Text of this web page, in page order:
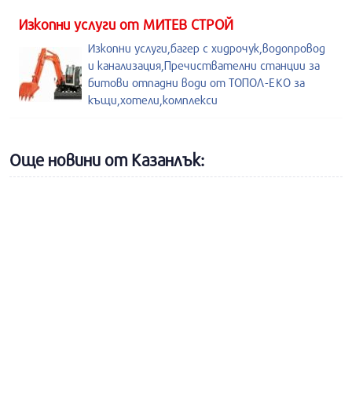
Изкопни услуги от МИТЕВ СТРОЙ
Изкопни услуги,багер с хидрочук,водопровод
и канализация,Пречиствателни станции за
битови отпадни води от ТОПОЛ-ЕКО за
къщи,хотели,комплекси
Още новини от Казанлък: